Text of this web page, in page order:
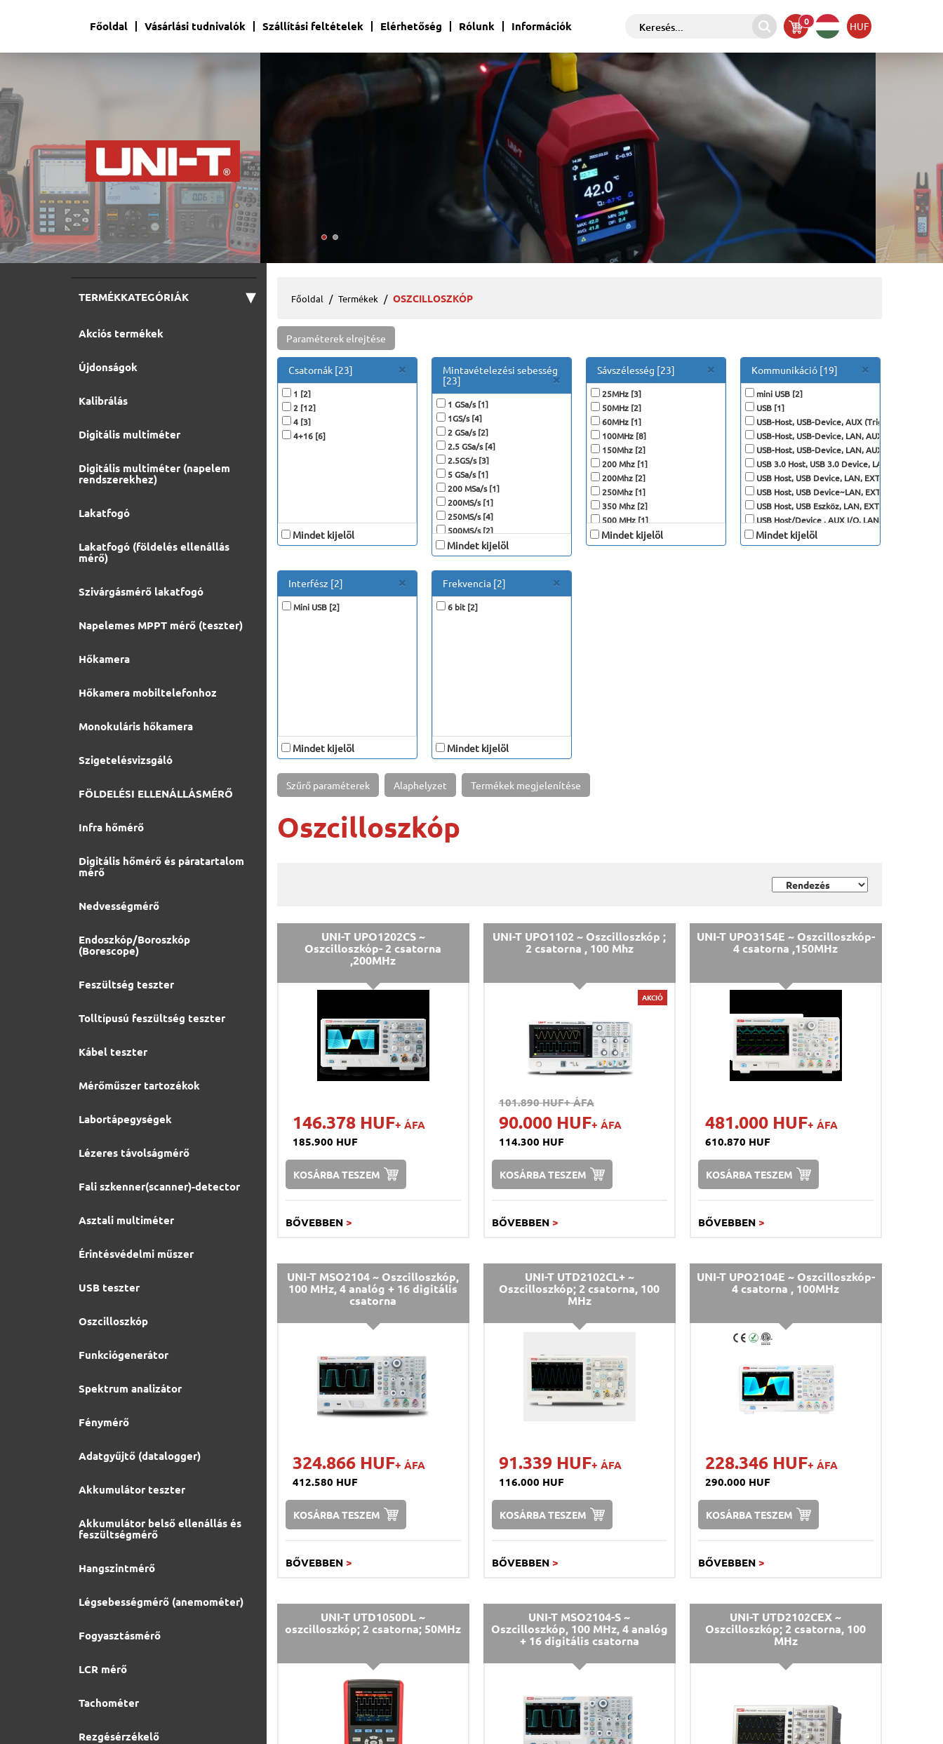
Főoldal Vásárlási tudnivalók Szállítási feltételek Elérhetőség Rólunk Információk HUF
0
TERMÉKKATEGÓRIÁK ▾
Akciós termékek
Újdonságok
Kalibrálás
Digitális multiméter
Digitális multiméter (napelem
rendszerekhez)
Lakatfogó
Lakatfogó (földelés ellenállás
mérő)
Szivárgásmérő lakatfogó
Napelemes MPPT mérő (teszter)
Hőkamera
Hőkamera mobiltelefonhoz
Monokuláris hőkamera
Szigetelésvizsgáló
FÖLDELÉSI ELLENÁLLÁSMÉRŐ
Infra hőmérő
Digitális hőmérő és páratartalom
mérő
Nedvességmérő
Endoszkóp/Boroszkóp
(Borescope)
Feszültség teszter
Tolltípusú feszültség teszter
Kábel teszter
Mérőműszer tartozékok
Labortápegységek
Lézeres távolságmérő
Fali szkenner(scanner)-detector
Asztali multiméter
Érintésvédelmi műszer
USB teszter
Oszcilloszkóp
Funkciógenerátor
Spektrum analizátor
Fénymérő
Adatgyűjtő (datalogger)
Akkumulátor teszter
Akkumulátor belső ellenállás és
feszültségmérő
Hangszintmérő
Légsebességmérő (anemométer)
Fogyasztásmérő
LCR mérő
Tachométer
Rezgésérzékelő
Főoldal Termékek OSZCILLOSZKÓP
Paraméterek elrejtése
Csatornák [23] ×Close
1 [2]
2 [12]
4 [3]
4+16 [6]
Mindet kijelöl
Mintavételezési sebesség
[23]
×Close
1 GSa/s [1]
1GS/s [4]
2 GSa/s [2]
2.5 GSa/s [4]
2.5GS/s [3]
5 GSa/s [1]
200 MSa/s [1]
200MS/s [1]
250MS/s [4]
500MS/s [2]
Mindet kijelöl
Sávszélesség [23] ×Close
25MHz [3]
50MHz [2]
60MHz [1]
100MHz [8]
150Mhz [2]
200 Mhz [1]
200Mhz [2]
250Mhz [1]
350 Mhz [2]
500 MHz [1]
Mindet kijelöl
Kommunikáció [19] ×Close
mini USB [2]
USB [1]
USB-Host, USB-Device, AUX (Trig Out, Pass/Fail)
USB-Host, USB-Device, LAN, AUX (Trig Out,
USB-Host, USB-Device, LAN, AUX (Trig Out,
USB 3.0 Host, USB 3.0 Device, LAN, EXT Trig,
USB Host, USB Device, LAN, EXT Trig, AUX Out
USB Host, USB Device~LAN, EXT Trig, AUX
USB Host, USB Eszköz, LAN, EXT Trig, Kimeneti
USB Host/Device , AUX I/O, LAN, HDMI [2]
USB Host/Device, LAN, EXT Trig, AUX Out (Trig
USB OTG [3]
Mindet kijelöl
Interfész [2] ×Close
Mini USB [2]
Mindet kijelöl
Frekvencia [2] ×Close
6 bit [2]
Mindet kijelöl
Szűrő paraméterek Alaphelyzet Termékek megjelenítése
Oszcilloszkóp
UNI-T UPO1202CS ~
Oszcilloszkóp- 2 csatorna
,200MHz
146.378 HUF+ ÁFA
185.900 HUF
KOSÁRBA TESZEM
BŐVEBBEN >
UNI-T UPO1102 ~ Oszcilloszkóp ;
2 csatorna , 100 Mhz
AKCIÓ
101.890 HUF+ ÁFA
90.000 HUF+ ÁFA
114.300 HUF
KOSÁRBA TESZEM
BŐVEBBEN >
UNI-T UPO3154E ~ Oszcilloszkóp-
4 csatorna ,150MHz
481.000 HUF+ ÁFA
610.870 HUF
KOSÁRBA TESZEM
BŐVEBBEN >
UNI-T MSO2104 ~ Oszcilloszkóp,
100 MHz, 4 analóg + 16 digitális
csatorna
324.866 HUF+ ÁFA
412.580 HUF
KOSÁRBA TESZEM
BŐVEBBEN >
UNI-T UTD2102CL+ ~
Oszcilloszkóp; 2 csatorna, 100
MHz
91.339 HUF+ ÁFA
116.000 HUF
KOSÁRBA TESZEM
BŐVEBBEN >
UNI-T UPO2104E ~ Oszcilloszkóp-
4 csatorna , 100MHz
228.346 HUF+ ÁFA
290.000 HUF
KOSÁRBA TESZEM
BŐVEBBEN >
UNI-T UTD1050DL ~
oszcilloszkóp; 2 csatorna; 50MHz
UNI-T MSO2104-S ~
Oszcilloszkóp, 100 MHz, 4 analóg
+ 16 digitális csatorna
UNI-T UTD2102CEX ~
Oszcilloszkóp; 2 csatorna, 100
MHz